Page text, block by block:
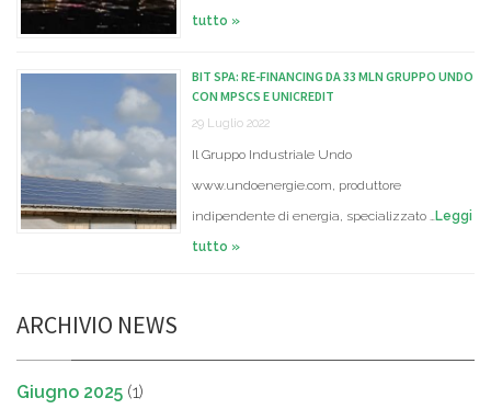
tutto »
BIT SPA: RE-FINANCING DA 33 MLN GRUPPO UNDO
CON MPSCS E UNICREDIT
29 Luglio 2022
Il Gruppo Industriale Undo
www.undoenergie.com, produttore
indipendente di energia, specializzato …Leggi
tutto »
ARCHIVIO NEWS
Giugno 2025 (1)